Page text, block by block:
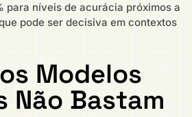
para níveis de acurácia próximos a
pode ser decisiva em contextos
Modelos
Não Bastam